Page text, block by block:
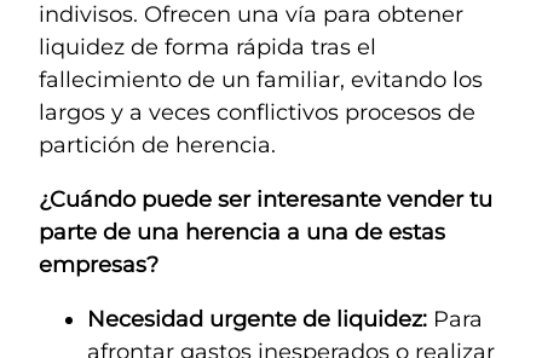
indivisos. Ofrecen una vía para obtener
liquidez de forma rápida tras el
fallecimiento de un familiar, evitando los
largos y a veces conflictivos procesos de
partición de herencia.
¿Cuándo puede ser interesante vender tu
parte de una herencia a una de estas
empresas?
Necesidad urgente de liquidez: Para
afrontar gastos inesperados o realizar